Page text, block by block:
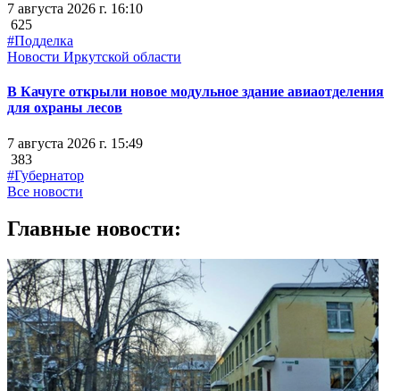
7 августа 2026 г. 16:10
625
#Подделка
Новости Иркутской области
В Качуге открыли новое модульное здание авиаотделения
для охраны лесов
7 августа 2026 г. 15:49
383
#Губернатор
Все новости
Главные новости: